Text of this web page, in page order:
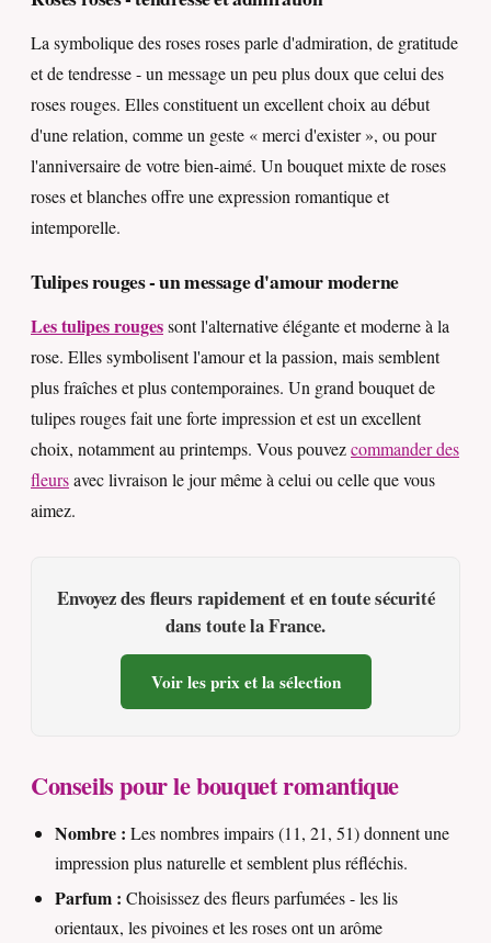
La symbolique des roses roses parle d'admiration, de gratitude
et de tendresse - un message un peu plus doux que celui des
roses rouges. Elles constituent un excellent choix au début
d'une relation, comme un geste « merci d'exister », ou pour
l'anniversaire de votre bien-aimé. Un bouquet mixte de roses
roses et blanches offre une expression romantique et
intemporelle.
Tulipes rouges - un message d'amour moderne
Les tulipes rougessont l'alternative élégante et moderne à la
rose. Elles symbolisent l'amour et la passion, mais semblent
plus fraîches et plus contemporaines. Un grand bouquet de
tulipes rouges fait une forte impression et est un excellent
choix, notamment au printemps. Vous pouvezcommander des
fleursavec livraison le jour même à celui ou celle que vous
aimez.
Envoyez des fleurs rapidement et en toute sécurité
dans toute la France.
Voir les prix et la sélection
Conseils pour le bouquet romantique
Nombre : Les nombres impairs (11, 21, 51) donnent une
impression plus naturelle et semblent plus réfléchis.
Parfum : Choisissez des fleurs parfumées - les lis
orientaux, les pivoines et les roses ont un arôme